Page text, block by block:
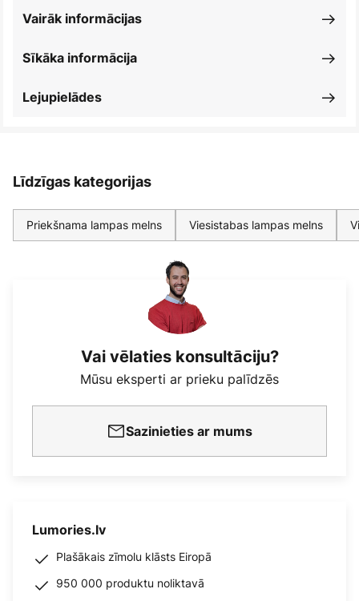
Sīkāka informācija
Vairāk informācijas
Lejupielādes
Līdzīgas kategorijas
Priekšnama lampas melns Viesistabas lampas melns
Vai vēlaties konsultāciju?
Mūsu eksperti ar prieku palīdzēs
Sazinieties ar mums
Lumories.lv
Plašākais zīmolu klāsts Eiropā
950 000 produktu noliktavā